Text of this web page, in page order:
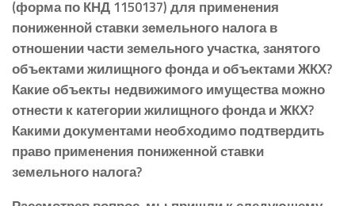
(форма по КНД 1150137) для применения
пониженной ставки земельного налога в
отношении части земельного участка, занятого
объектами жилищного фонда и объектами ЖКХ?
Какие объекты недвижимого имущества можно
отнести к категории жилищного фонда и ЖКХ?
Какими документами необходимо подтвердить
право применения пониженной ставки
земельного налога?